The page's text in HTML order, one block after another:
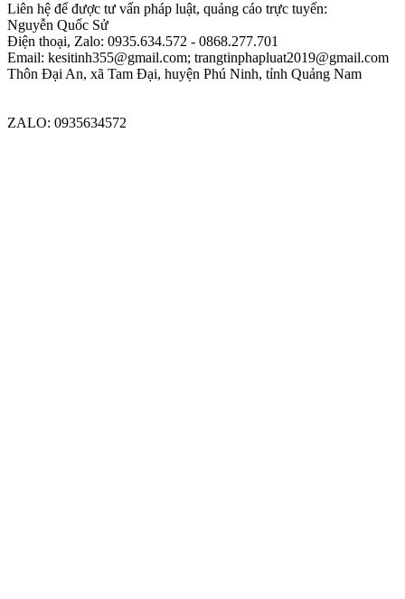
Liên hệ để được tư vấn pháp luật, quảng cáo trực tuyến:
Nguyễn Quốc Sử
Điện thoại, Zalo: 0935.634.572 - 0868.277.701
Email: kesitinh355@gmail.com; trangtinphapluat2019@gmail.com
Thôn Đại An, xã Tam Đại, huyện Phú Ninh, tỉnh Quảng Nam
ZALO: 0935634572